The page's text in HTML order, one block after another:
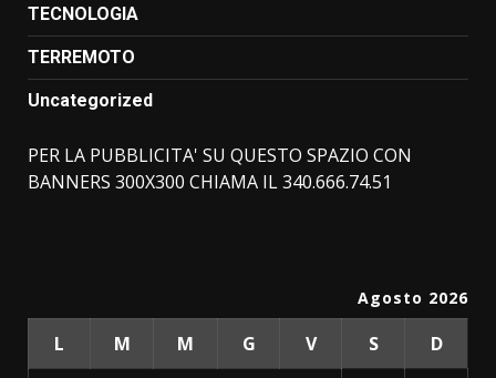
TECNOLOGIA
TERREMOTO
Uncategorized
PER LA PUBBLICITA' SU QUESTO SPAZIO CON
BANNERS 300X300 CHIAMA IL 340.666.74.51
Agosto 2026
L M M G V S
D